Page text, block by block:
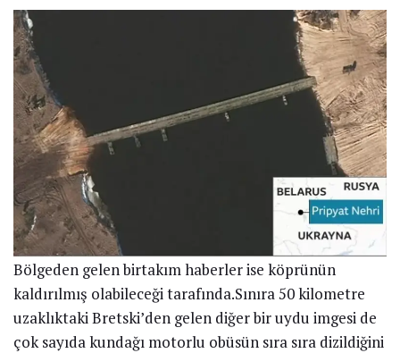
Bölgeden gelen birtakım haberler ise köprünün
kaldırılmış olabileceği tarafında.Sınıra 50 kilometre
uzaklıktaki Bretski’den gelen diğer bir uydu imgesi de
çok sayıda kundağı motorlu obüsün sıra sıra dizildiğini